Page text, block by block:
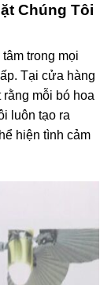
Chúng Tôi
trong mọi
Tại cửa hàng
mỗi bó hoa
luôn tạo ra
hiện tình cảm